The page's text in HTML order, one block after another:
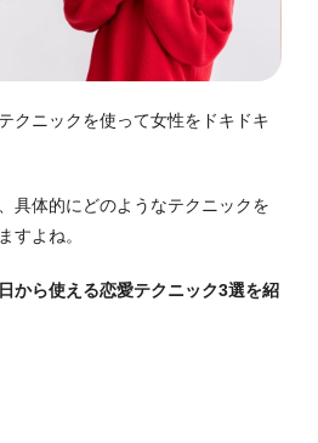
クニックを使って女性をドキドキ
具体的にどのようなテクニックを
すよね。
から使える恋愛テクニック3選を紹